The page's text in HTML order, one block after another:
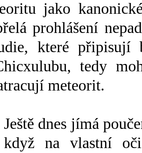
jako
prohlášení
které připisují
tedy
meteorit.
Ještě dnes jímá
když na vlastní